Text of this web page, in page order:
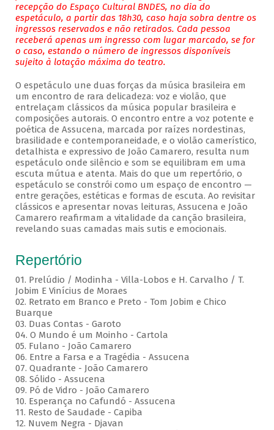
recepção do Espaço Cultural BNDES, no dia do
espetáculo, a partir das 18h30, caso haja sobra dentre os
ingressos reservados e não retirados. Cada pessoa
receberá apenas um ingresso com lugar marcado, se for
o caso, estando o número de ingressos disponíveis
sujeito à lotação máxima do teatro.
O espetáculo une duas forças da música brasileira em
um encontro de rara delicadeza: voz e violão, que
entrelaçam clássicos da música popular brasileira e
composições autorais. O encontro entre a voz potente e
poética de Assucena, marcada por raízes nordestinas,
brasilidade e contemporaneidade, e o violão camerístico,
detalhista e expressivo de João Camarero, resulta num
espetáculo onde silêncio e som se equilibram em uma
escuta mútua e atenta. Mais do que um repertório, o
espetáculo se constrói como um espaço de encontro —
entre gerações, estéticas e formas de escuta. Ao revisitar
clássicos e apresentar novas leituras, Assucena e João
Camarero reafirmam a vitalidade da canção brasileira,
revelando suas camadas mais sutis e emocionais.
Repertório
01. Prelúdio / Modinha - Villa-Lobos e H. Carvalho / T.
Jobim E Vinícius de Moraes
02. Retrato em Branco e Preto - Tom Jobim e Chico
Buarque
03. Duas Contas - Garoto
04. O Mundo é um Moinho - Cartola
05. Fulano - João Camarero
06. Entre a Farsa e a Tragédia - Assucena
07. Quadrante - João Camarero
08. Sólido - Assucena
09. Pó de Vidro - João Camarero
10. Esperança no Cafundó - Assucena
11. Resto de Saudade - Capiba
12. Nuvem Negra - Djavan